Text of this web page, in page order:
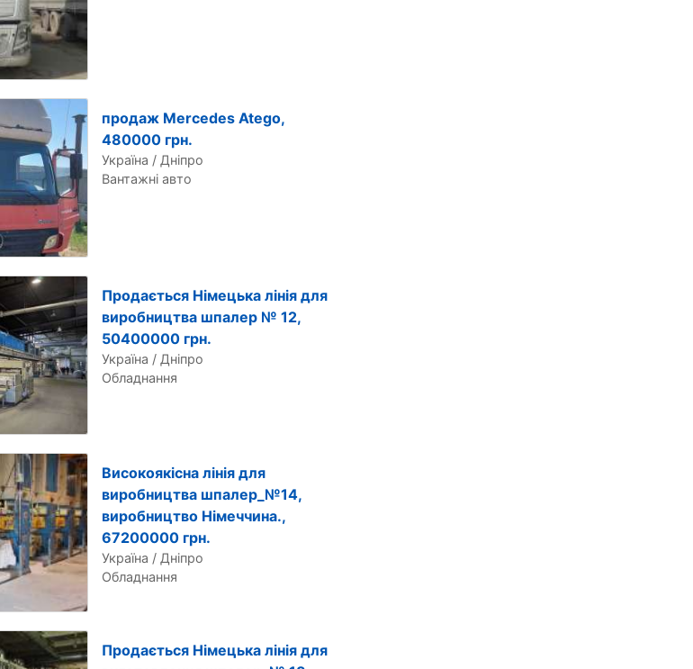
продаж Mercedes Atego,
480000 грн.
Україна / Дніпро
Вантажні авто
Продається Німецька лінія для
виробництва шпалер № 12,
50400000 грн.
Україна / Дніпро
Обладнання
Високоякісна лінія для
виробництва шпалер_№14,
виробництво Німеччина.,
67200000 грн.
Україна / Дніпро
Обладнання
Продається Німецька лінія для